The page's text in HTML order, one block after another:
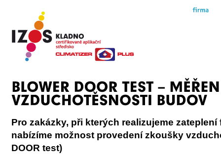
Pro zakázky, při kterých realizujeme
nabízíme možnost provedení zkoušky
DOOR test)